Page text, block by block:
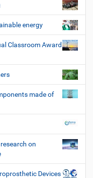
energy
Classroom Award
made of
on
Devices